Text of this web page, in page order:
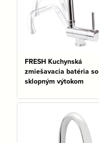
FRESH Kuchynská
zmiešavacia batéria so
sklopným výtokom